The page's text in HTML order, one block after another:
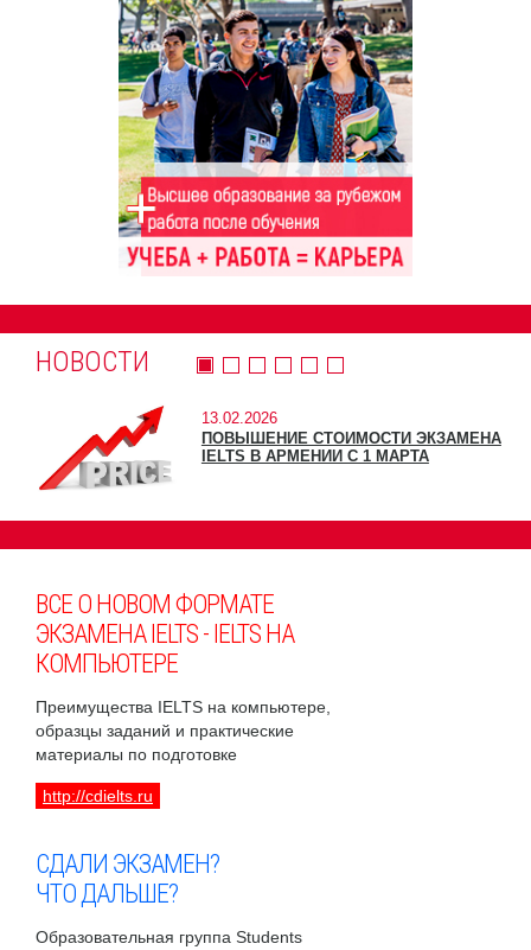
НОВОСТИ
13.02.2026
ПОВЫШЕНИЕ СТОИМОСТИ ЭКЗАМЕНА
IELTS В АРМЕНИИ С 1 МАРТА
ВСЕ О НОВОМ ФОРМАТЕ
ЭКЗАМЕНА IELTS - IELTS НА
КОМПЬЮТЕРЕ
Преимущества IELTS на компьютере,
образцы заданий и практические
материалы по подготовке
http://cdielts.ru
СДАЛИ ЭКЗАМЕН?
ЧТО ДАЛЬШЕ?
Образовательная группа Students